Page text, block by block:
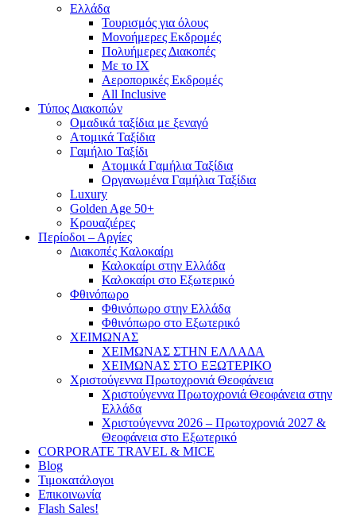
Ελλάδα
Τουρισμός για όλους
Mονοήμερες Εκδρομές
Πολυήμερες Διακοπές
Με το ΙΧ
Αεροπορικές Εκδρομές
All Inclusive
Τύπος Διακοπών
Ομαδικά ταξίδια με ξεναγό
Ατομικά Ταξίδια
Γαμήλιο Ταξίδι
Ατομικά Γαμήλια Ταξίδια
Οργανωμένα Γαμήλια Ταξίδια
Luxury
Golden Age 50+
Κρουαζιέρες
Περίοδοι – Αργίες
Διακοπές Καλοκαίρι
Καλοκαίρι στην Ελλάδα
Καλοκαίρι στο Εξωτερικό
Φθινόπωρο
Φθινόπωρο στην Ελλάδα
Φθινόπωρο στο Εξωτερικό
ΧΕΙΜΩΝΑΣ
ΧΕΙΜΩΝΑΣ ΣΤΗΝ ΕΛΛΑΔΑ
ΧΕΙΜΩΝΑΣ ΣΤΟ ΕΞΩΤΕΡΙΚΟ
Χριστούγεννα Πρωτοχρονιά Θεοφάνεια
Χριστούγεννα Πρωτοχρονιά Θεοφάνεια στην
Ελλάδα
Χριστούγεννα 2026 – Πρωτοχρονιά 2027 &
Θεοφάνεια στο Εξωτερικό
CORPORATE TRAVEL & MICE
Blog
Τιμοκατάλογοι
Επικοινωνία
Flash Sales!